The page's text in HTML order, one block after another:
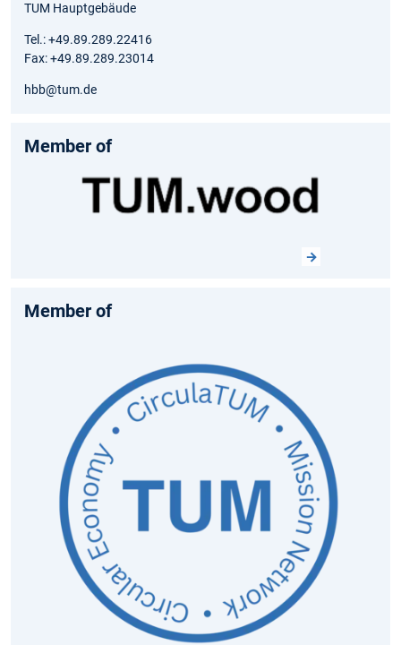
TUM Hauptgebäude
Tel.: +49.89.289.22416
Fax: +49.89.289.23014
hbb@tum.de
Member of
Member of